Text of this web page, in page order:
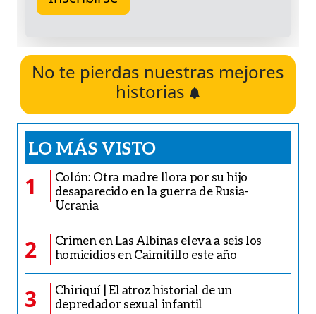
No te pierdas nuestras mejores
historias
LO MÁS VISTO
1
Colón: Otra madre llora por su hijo
desaparecido en la guerra de Rusia-
Ucrania
2
Crimen en Las Albinas eleva a seis los
homicidios en Caimitillo este año
3
Chiriquí | El atroz historial de un
depredador sexual infantil